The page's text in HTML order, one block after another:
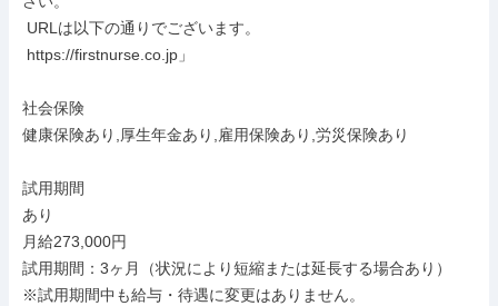
社会保険
健康保険あり,厚生年金あり,雇用保険あり,労災保険あり
試用期間
あり
月給273,000円
試用期間：3ヶ月（状況により短縮または延長する場合あり）
※試用期間中も給与・待遇に変更はありません。